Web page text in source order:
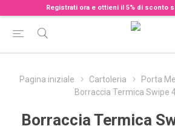
Registrati ora e ottieni il 5% di sconto
Pagina iniziale Cartoleria
Porta
Borraccia Termica Swipe
Borraccia Termica